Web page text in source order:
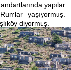
yapılar
yaşıyormuş.
diyormuş.